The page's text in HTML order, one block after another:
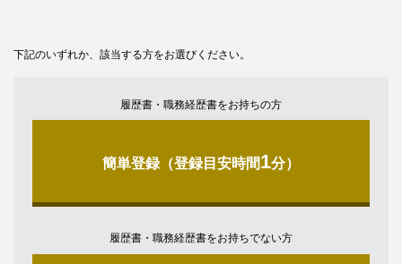
下記のいずれか、該当する方をお選びください。
履歴書・職務経歴書をお持ちの方
簡単登録（登録目安時間1分）
履歴書・職務経歴書をお持ちでない方